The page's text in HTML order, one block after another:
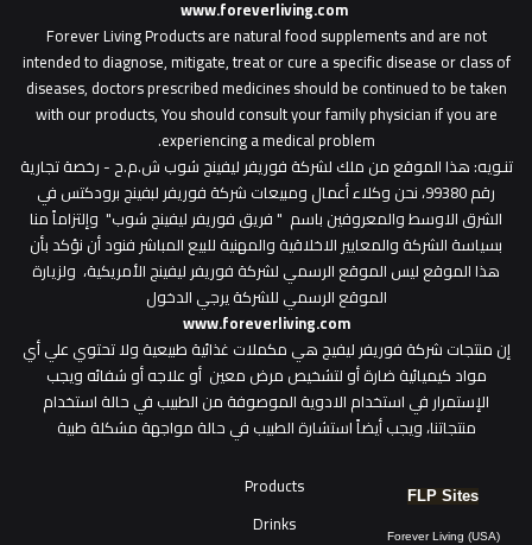
www.foreverliving.com
Forever Living Products are natural food supplements and are not
intended to diagnose, mitigate, treat or cure a specific disease or class of
diseases, doctors prescribed medicines should be continued to be taken
with our products, You should consult your family physician if you are
experiencing a medical problem.
تنـويه: هذا الموقع من ملك لشركة فوريفر ليفينج شوب ش.م.ح - رخصة تجارية
رقم 99380، نحن وكلاء أعمال ومبيعات شركة فوريفر لبفينج برودكتس في
الشرق الاوسط والمعروفين باسم " فريق فوريفر ليفينج شوب" وإلتزاماً منا
بسياسة الشركة والمعايير الاخلاقية والمهنية للبيع المباشر فنود أن نؤكد بأن
هذا الموقع ليس الموقع الرسمي لشركة فوريفر ليفينج الأمريكية، ولزيارة
الموقع الرسمي للشركة يرجي الدخول
www.foreverliving.com
​إن منتجات شركة فوريفر ليفيج هي مكملات غذائية طبيعية ولا تحتوي علي أي
مواد كيميائية ضارة أو لتشخيص مرض معين أو علاجه أو شفائه ويجب
الإستمرار في استخدام الادوية الموصوفة من الطبيب في حالة استخدام
منتجاتنا، ويجب أيضاً استشارة الطبيب في حالة مواجهة مشكلة طبية
FLP Sites
Forever Living (USA)
Products
Drinks